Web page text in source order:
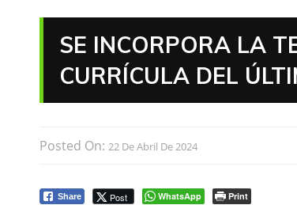
SE INCORPORA LA
CURRÍCULA DEL
Posted On: 22 De Abril De 2024
Share Post WhatsApp Print